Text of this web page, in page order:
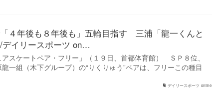
デイリースポーツ online
４年後も８年後も」五輪目指す 三浦「龍一くんと
イリースポーツ on…
アスケートペア・フリー」（１９日、首都体育館） ＳＰ８位、
一組（木下グループ）の“りくりゅう”ペアは、フリーこの種目